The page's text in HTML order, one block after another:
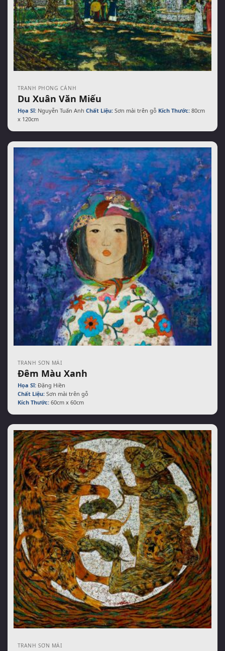
TRANH PHONG CẢNH
Du Xuân Văn Miếu
Họa Sĩ:Nguyễn Tuấn Anh Chất Liệu:Sơn mài trên gỗ Kích Thước:80cm
x 120cm
TRANH SƠN MÀI
Đêm Màu Xanh
Họa Sĩ:Đặng Hiền
Chất Liệu:Sơn mài trên gỗ
Kích Thước:60cm x 60cm
TRANH SƠN MÀI